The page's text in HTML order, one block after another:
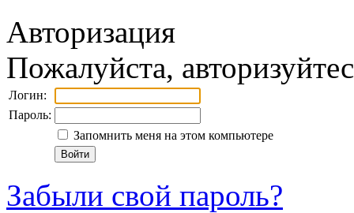
Авторизация
Пожалуйста,
Логин:
Пароль:
Запомнить меня на этом компьютере
Забыли свой пароль?